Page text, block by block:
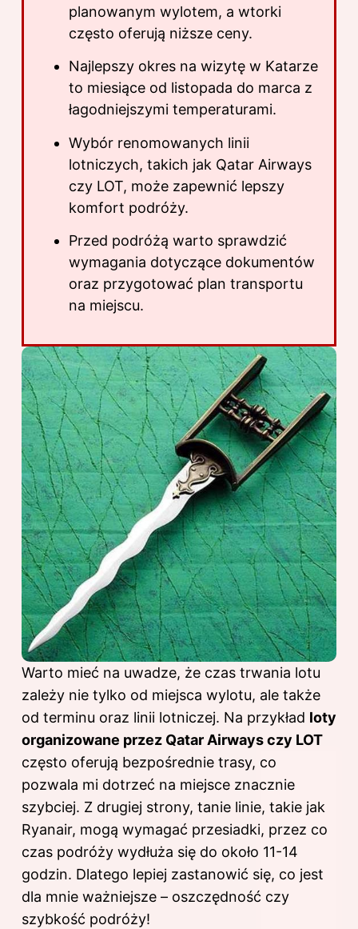
planowanym wylotem, a wtorki
często oferują niższe ceny.
Najlepszy okres na wizytę w Katarze
to miesiące od listopada do marca z
łagodniejszymi temperaturami.
Wybór renomowanych linii
lotniczych, takich jak Qatar Airways
czy LOT, może zapewnić lepszy
komfort podróży.
Przed podróżą warto sprawdzić
wymagania dotyczące dokumentów
oraz przygotować plan transportu
na miejscu.
Warto mieć na uwadze, że czas trwania lotu
zależy nie tylko od miejsca wylotu, ale także
od terminu oraz linii lotniczej. Na przykład loty
organizowane przez Qatar Airways czy LOT
często oferują bezpośrednie trasy, co
pozwala mi dotrzeć na miejsce znacznie
szybciej. Z drugiej strony, tanie linie, takie jak
Ryanair, mogą wymagać przesiadki, przez co
czas podróży wydłuża się do około 11-14
godzin. Dlatego lepiej zastanowić się, co jest
dla mnie ważniejsze – oszczędność czy
szybkość podróży!